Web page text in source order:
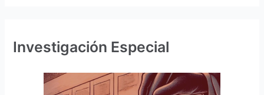
Investigación Especial